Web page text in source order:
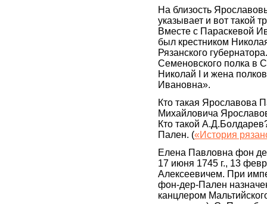
На близость
указывает и вот такой
Вместе с Параскевой
был крестником
Рязанского
Семеновского полка в
Николай I и жена
Ивановна».
Кто такая Ярославова
Михайловича
Кто такой
Пален. («История
Елена Павловна фон
17 июня 1745 г., 13
Алексеевичем. При
фон-дер-Пален
канцлером